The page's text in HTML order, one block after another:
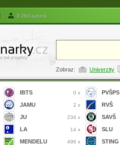
| 3 060 autorů
Zobraz: Univerzity
IBTS 0 x
JAMU 2 x
JU 234 x
LA 14 x
MENDELU 496 x
PVŠPS
RVŠ
SAVŠ
SLU
STING